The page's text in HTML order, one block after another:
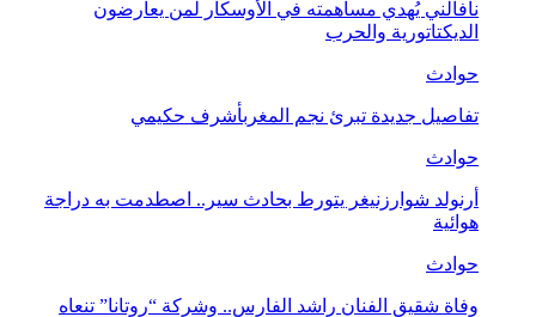
نافالني يُهدي مساهمته في الأوسكار لمن يعارضون
الديكتاتورية والحرب
حوادث
تفاصيل جديدة تبرئ نجم المغربأشرف حكيمي
حوادث
أرنولد شوارزنيغر يتورط بحادث سير.. اصطدمت به دراجة
هوائية
حوادث
وفاة شقيق الفنان راشد الفارس.. وشركة “روتانا” تنعاه